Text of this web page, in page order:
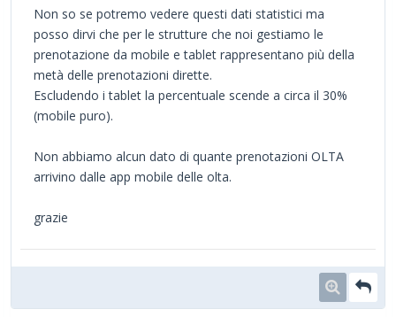
Non so se potremo vedere questi dati statistici ma
posso dirvi che per le strutture che noi gestiamo le
prenotazione da mobile e tablet rappresentano più della
metà delle prenotazioni dirette.
Escludendo i tablet la percentuale scende a circa il 30%
(mobile puro).
Non abbiamo alcun dato di quante prenotazioni OLTA
arrivino dalle app mobile delle olta.
grazie